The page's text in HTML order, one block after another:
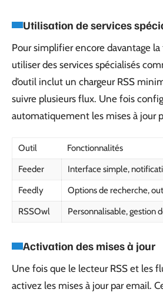
Utilisation de services
Pour simplifier encore davantage
utiliser des services spécialisés
d’outil inclut un chargeur RSS
suivre plusieurs flux. Une fois
automatiquement les mises à jour
Outil
Fonctionnalités
Feeder
Interface simple,
Feedly
Options de recherche,
RSSOwl
Personnalisable, gestion
Activation des mises à jour
Une fois que le lecteur RSS et les
activez les mises à jour par email.